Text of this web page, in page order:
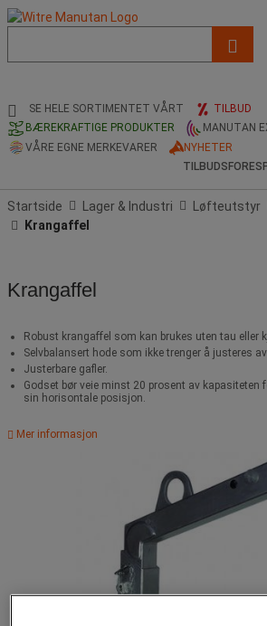
og
søkehistorikk
SE HELE SORTIMENTET VÅRT
TILBUD
BÆREKRAFTIGE PRODUKTER
MANUTAN
VÅRE EGNE MERKEVARER
NYHETER
Startside Lager & Industri Løfteutstyr
Krangaffel
Krangaffel
Robust krangaffel som kan brukes uten tau eller
Selvbalansert hode som ikke trenger å justeres av
Justerbare gafler.
Godset bør veie minst 20 prosent av kapasiteten
sin horisontale posisjon.
Mer informasjon